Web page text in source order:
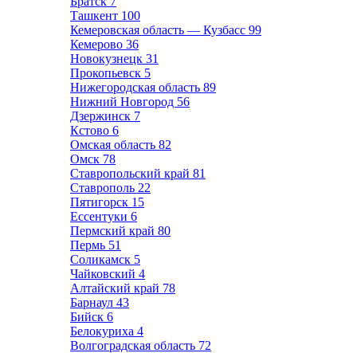
Ташкент 100
Кемеровская область — Кузбасс 99
Кемерово 36
Новокузнецк 31
Прокопьевск 5
Нижегородская область 89
Нижний Новгород 56
Дзержинск 7
Кстово 6
Омская область 82
Омск 78
Ставропольский край 81
Ставрополь 22
Пятигорск 15
Ессентуки 6
Пермский край 80
Пермь 51
Соликамск 5
Чайковский 4
Алтайский край 78
Барнаул 43
Бийск 6
Белокуриха 4
Волгоградская область 72